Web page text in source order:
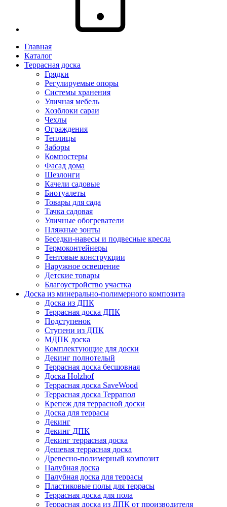
Главная
Каталог
Террасная доска
Грядки
Регулируемые опоры
Системы хранения
Уличная мебель
Хозблоки сараи
Чехлы
Ограждения
Теплицы
Заборы
Компостеры
Фасад дома
Шезлонги
Качели садовые
Биотуалеты
Товары для сада
Тачка садовая
Уличные обогреватели
Пляжные зонты
Беседки-навесы и подвесные кресла
Термоконтейнеры
Тентовые конструкции
Наружное освещение
Детские товары
Благоустройство участка
Доска из минерально-полимерного композита
Доска из ДПК
Террасная доска ДПК
Подступенок
Ступени из ДПК
МДПК доска
Комплектующие для доски
Декинг полнотелый
Террасная доска бесшовная
Доска Holzhof
Террасная доска SaveWood
Террасная доска Террапол
Крепеж для террасной доски
Доска для террасы
Декинг
Декинг ДПК
Декинг террасная доска
Дешевая террасная доска
Древесно-полимерный композит
Палубная доска
Палубная доска для террасы
Пластиковые полы для террасы
Террасная доска для пола
Террасная доска из ДПК от производителя